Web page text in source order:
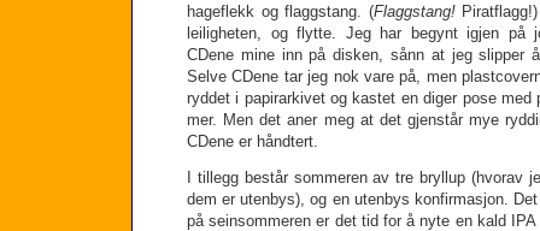
hageflekk og flaggstang. (Flaggstang!
leiligheten, og flytte. Jeg har begynt igjen på
CDene mine inn på disken, sånn at jeg slipper
Selve CDene tar jeg nok vare på, men
ryddet i papirarkivet og kastet en diger pose med
mer. Men det aner meg at det gjenstår mye
CDene er håndtert.
I tillegg består sommeren av tre bryllup (hvorav
dem er utenbys), og en utenbys konfirmasjon.
på seinsommeren er det tid for å nyte en kald